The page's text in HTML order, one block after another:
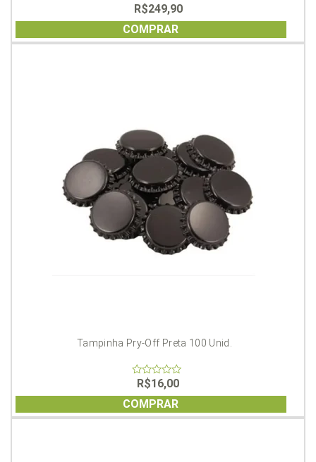
0
out
of
5
R$249,90
COMPRAR
Tampinha Pry-Off Preta 100 Unid.
out
of
5
R$16,00
COMPRAR